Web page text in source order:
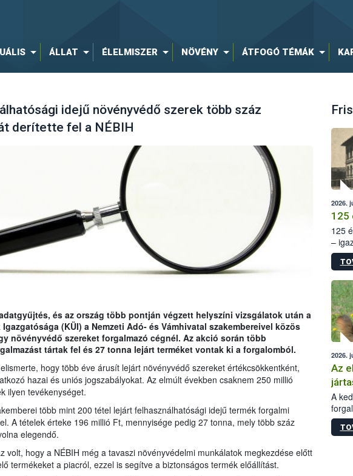
ÁLLAT ÉLELMISZER NÖVÉNY ÁTFOGÓ TÉMÁK
idejű növényvédő szerek több száz
derítette fel a NÉBIH
és az ország több pontján végzett helyszíni vizsgálatok után a
Igazgatósága (KÜI) a Nemzeti Adó- és Vámhivatal szakembereivel közös
növényvédő szereket forgalmazó cégnél. Az akció során több
tártak fel és 27 tonna lejárt terméket vontak ki a forgalomból.
hogy több éve árusít lejárt növényvédő szereket értékcsökkentként,
hazai és uniós jogszabályokat. Az elmúlt években csaknem 250 millió
ilyen tevékenységet.
több mint 200 tétel lejárt felhasználhatósági idejű termék forgalmi
A tételek érteke 196 millió Ft, mennyisége pedig 27 tonna, mely több száz
elegendő.
volt, hogy a NÉBIH még a tavaszi növényvédelmi munkálatok megkezdése előtt
termékeket a piacról, ezzel is segítve a biztonságos termék előállítást.
2026.
125
125
–
15.
2026.
Az
A